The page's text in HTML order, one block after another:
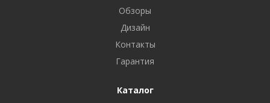
Обзоры
Дизайн
Контакты
Гарантия
Каталог